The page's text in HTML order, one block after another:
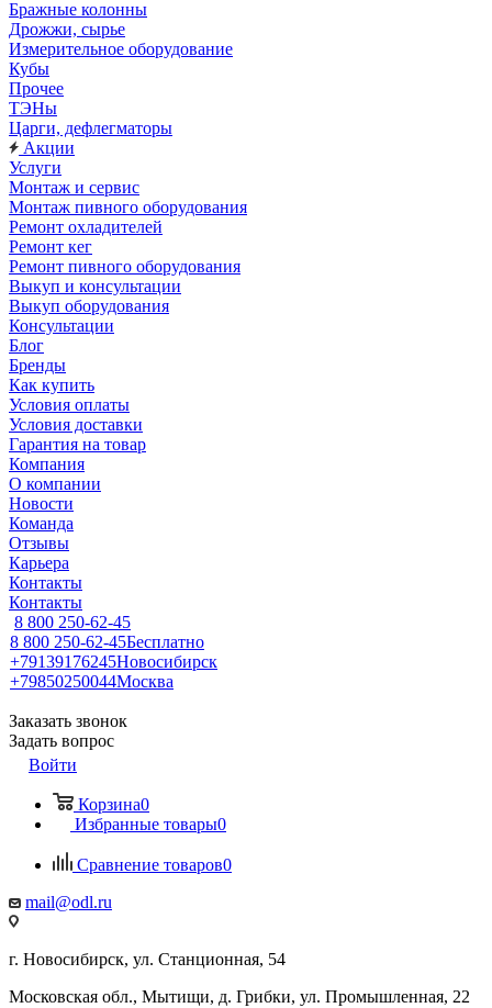
Бражные колонны
Дрожжи, сырье
Измерительное оборудование
Кубы
Прочее
ТЭНы
Царги, дефлегматоры
Акции
Услуги
Монтаж и сервис
Монтаж пивного оборудования
Ремонт охладителей
Ремонт кег
Ремонт пивного оборудования
Выкуп и консультации
Выкуп оборудования
Консультации
Блог
Бренды
Как купить
Условия оплаты
Условия доставки
Гарантия на товар
Компания
О компании
Новости
Команда
Отзывы
Карьера
Контакты
Контакты
8 800 250-62-45
8 800 250-62-45Бесплатно
+79139176245Новосибирск
+79850250044Москва
Заказать звонок
Задать вопрос
Войти
Корзина0
Избранные товары0
Сравнение товаров0
mail@odl.ru
г. Новосибирск, ул. Станционная, 54
Московская обл., Мытищи, д. Грибки, ул. Промышленная, 22